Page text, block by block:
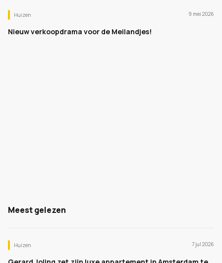
Huizen 9 mei 2026
Nieuw verkoopdrama voor de Meilandjes!
Meest gelezen
Huizen 7 jul 2026